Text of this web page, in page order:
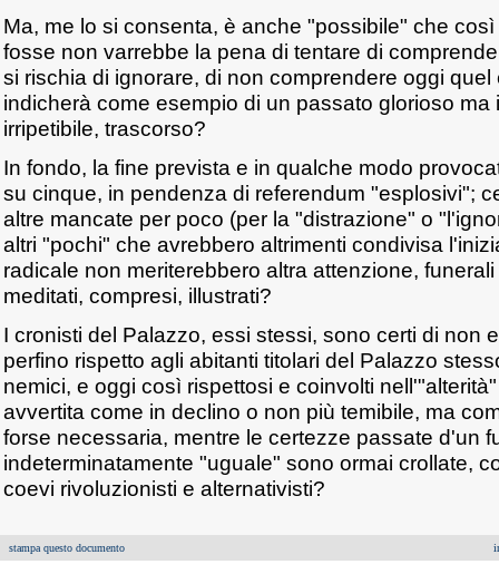
Ma, me lo si consenta, è anche "possibile" che
fosse non varrebbe la pena di tentare di
si rischia di ignorare, di non comprendere oggi quel
indicherà come esempio di un passato glorioso ma
irripetibile, trascorso?
In fondo, la fine prevista e in qualche modo
su cinque, in pendenza di referendum "esplosivi";
altre mancate per poco (per la "distrazione" o
altri "pochi" che avrebbero altrimenti condivisa
radicale non meriterebbero altra attenzione,
meditati, compresi, illustrati?
I cronisti del Palazzo, essi stessi, sono certi di non
perfino rispetto agli abitanti titolari del Palazzo
nemici, e oggi così rispettosi e coinvolti
avvertita come in declino o non più temibile, ma
forse necessaria, mentre le certezze passate d'un
indeterminatamente "uguale" sono ormai crollate,
coevi rivoluzionisti e alternativisti?
stampa questo documento